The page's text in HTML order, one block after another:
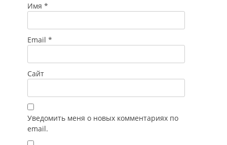
Имя *
Email *
Сайт
Уведомить меня о новых комментариях по
email.